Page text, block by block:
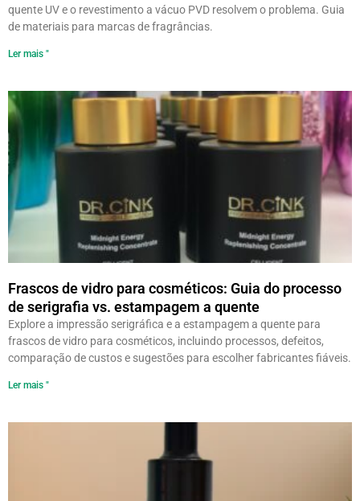
quente UV e o revestimento a vácuo PVD resolvem o problema. Guia
de materiais para marcas de fragrâncias.
Ler mais "
Frascos de vidro para cosméticos: Guia do processo
de serigrafia vs. estampagem a quente
Explore a impressão serigráfica e a estampagem a quente para
frascos de vidro para cosméticos, incluindo processos, defeitos,
comparação de custos e sugestões para escolher fabricantes fiáveis.
Ler mais "